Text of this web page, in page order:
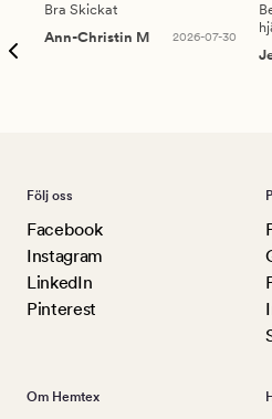
Bra Skickat
Ann-Christin M
2026-07-30
Följ oss
Facebook
Instagram
LinkedIn
Pinterest
Om Hemtex